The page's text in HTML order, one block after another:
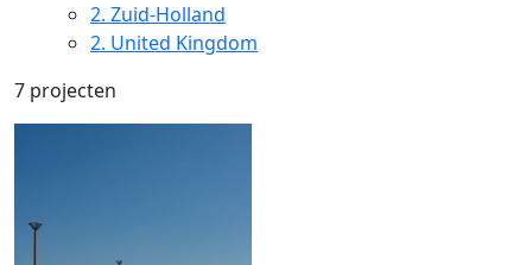
2. Zuid-Holland
2. United Kingdom
7 projecten